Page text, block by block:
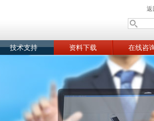
返
技术支持 资料下载 在线咨